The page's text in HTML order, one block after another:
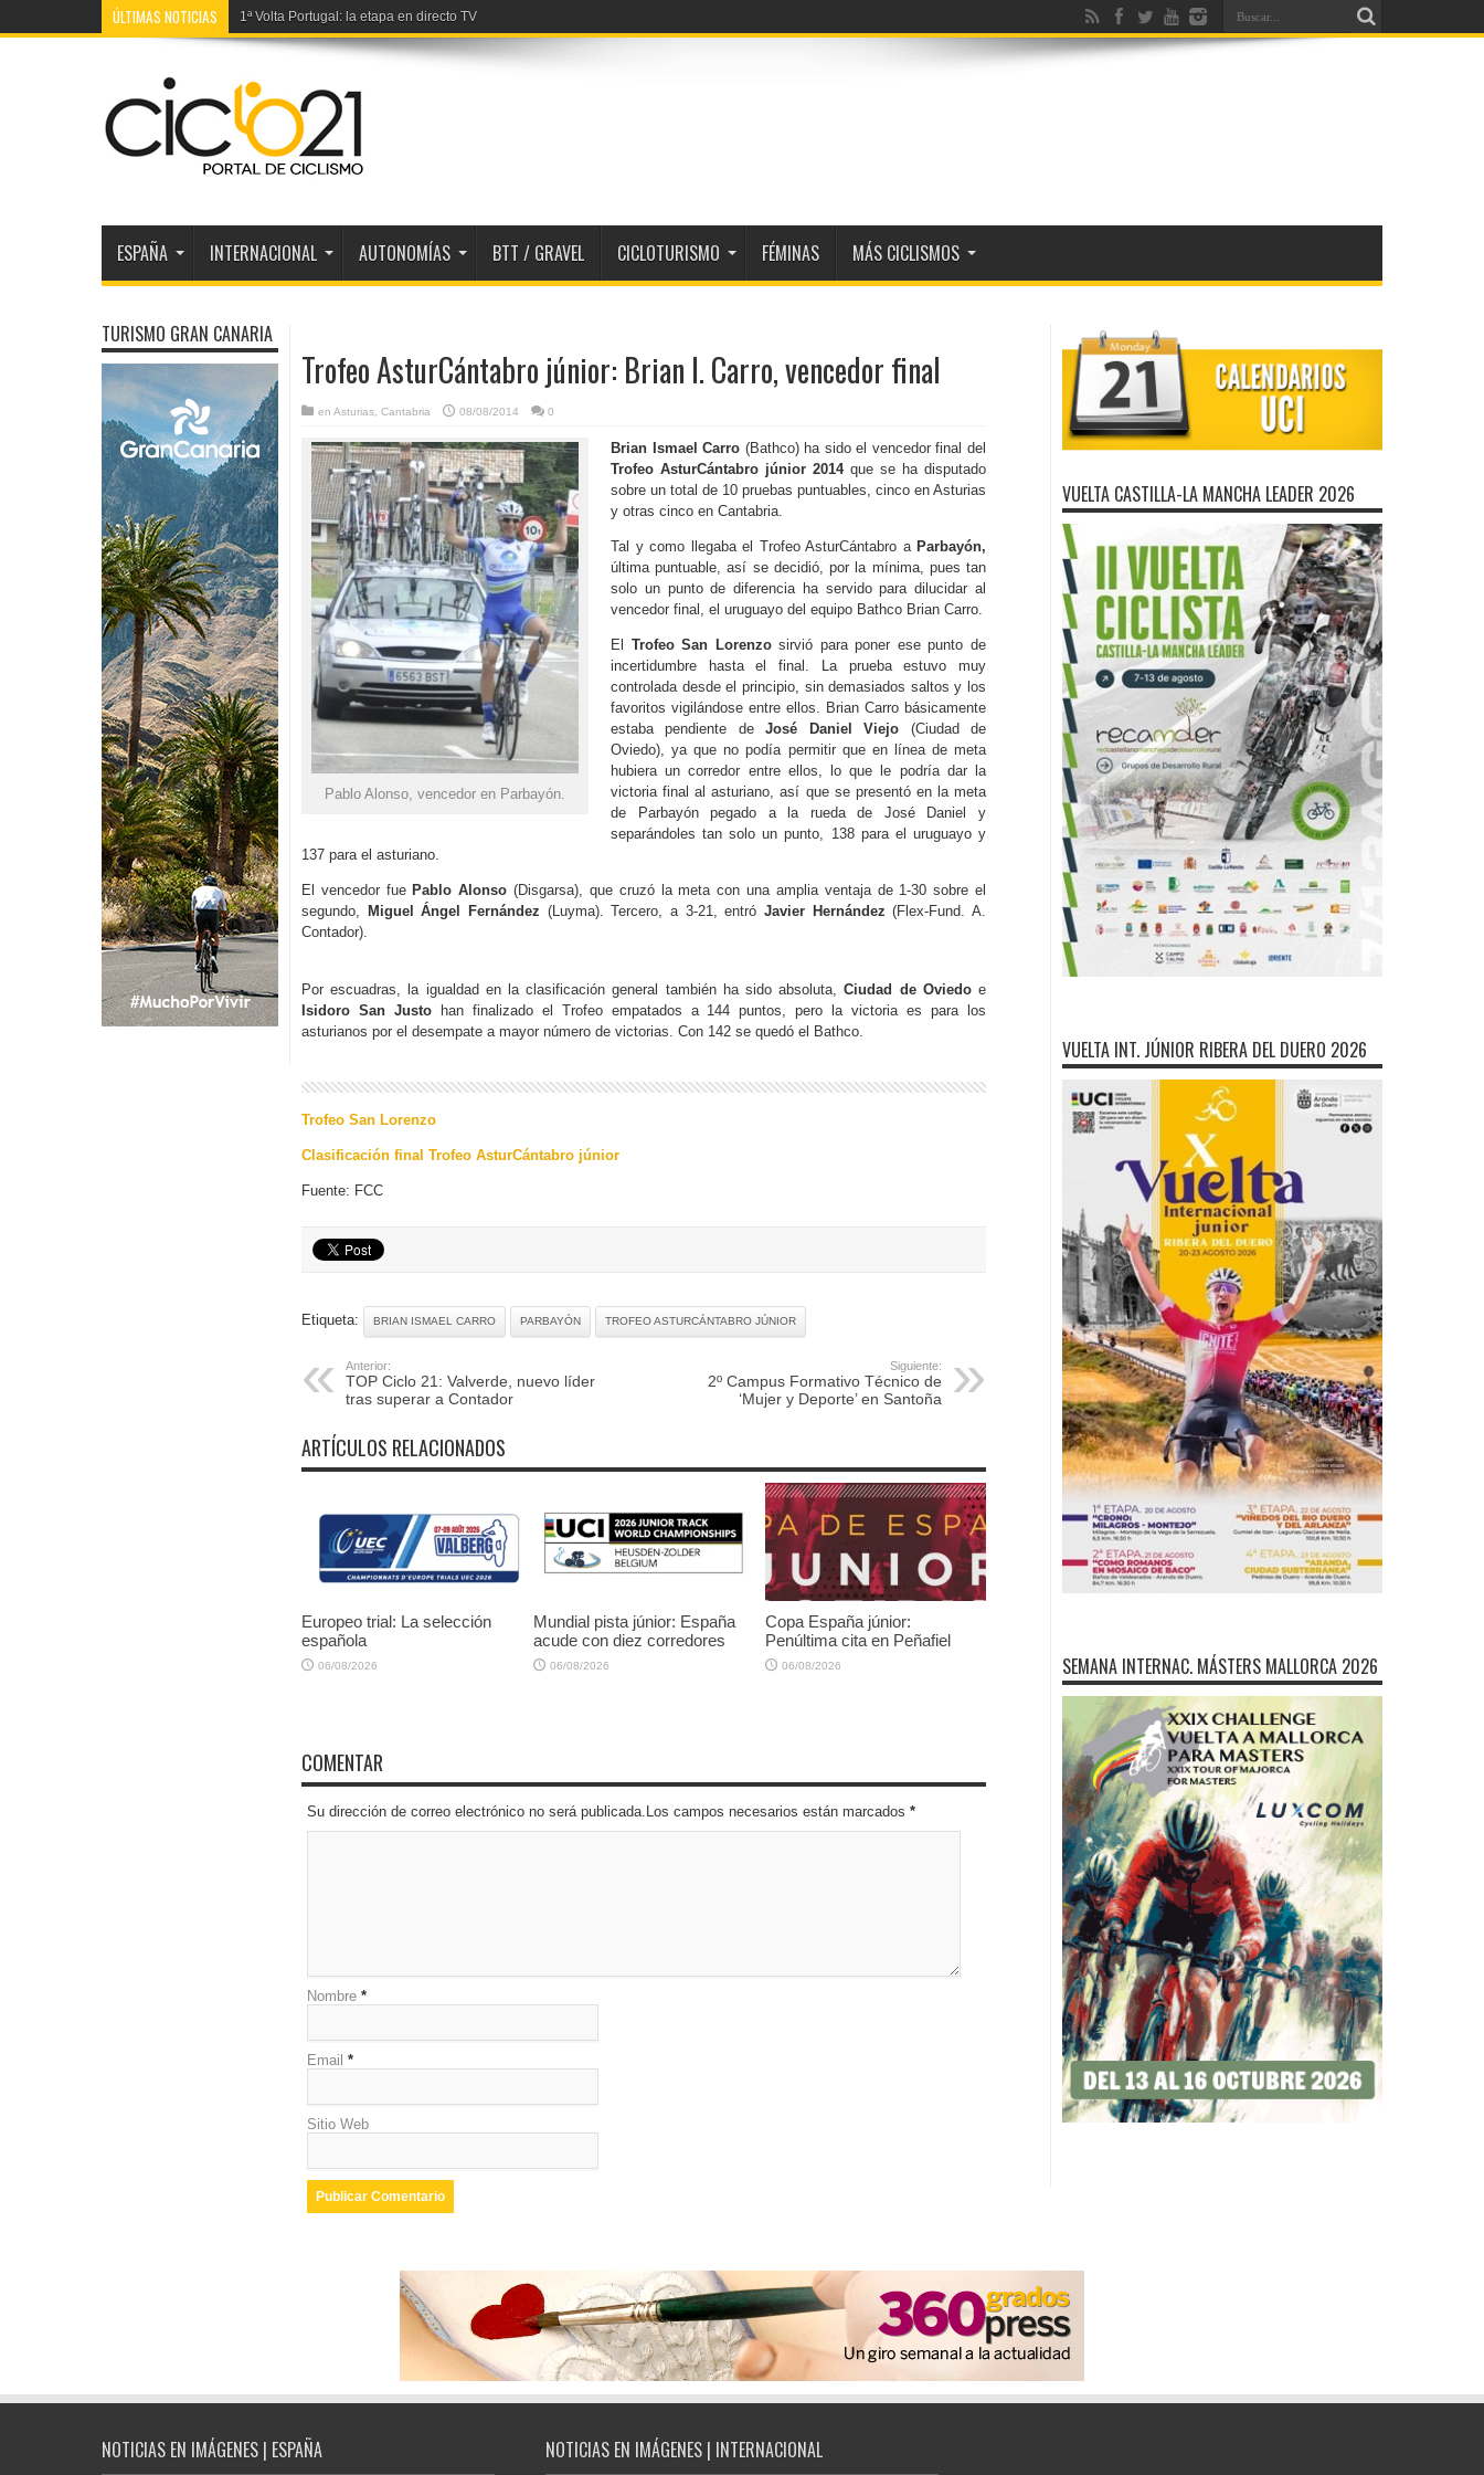
ÚLTIMAS NOTICIAS 1ª Volta Portugal: la etapa en directo TV
ESPAÑA INTERNACIONAL AUTONOMÍAS BTT / GRAVEL CICLOTURISMO FÉMINAS MÁS CICLISMOS
Trofeo AsturCántabro júnior: Brian I. Carro, vencedor final
en Asturias Cantabria 08/08/2014 0
Pablo Alonso, vencedor en Parbayón.
Brian Ismael Carro (Bathco) ha sido el vencedor final del
Trofeo AsturCántabro júnior 2014que se ha disputado
sobre un total de 10 pruebas puntuables, cinco en Asturias
y otras cinco en Cantabria.
Tal y como llegaba el Trofeo AsturCántabro a Parbayón,
última puntuable, así se decidió, por la mínima, pues tan
solo un punto de diferencia ha servido para dilucidar al
vencedor final, el uruguayo del equipo Bathco Brian Carro.
El Trofeo San Lorenzosirvió para poner ese punto de
incertidumbre hasta el final. La prueba estuvo muy
controlada desde el principio, sin demasiados saltos y los
favoritos vigilándose entre ellos. Brian Carro básicamente
estaba pendiente deJosé Daniel Viejo (Ciudad de
Oviedo), ya que no podía permitir que en línea de meta
hubiera un corredor entre ellos, lo que le podría dar la
victoria final al asturiano, así que se presentó en la meta
de Parbayón pegado a la rueda de José Daniel y
separándoles tan solo un punto, 138 para el uruguayo y
137 para el asturiano.
El vencedor fue Pablo Alonso (Disgarsa), que cruzó la meta con una amplia ventaja de 1-30 sobre el
segundo,
Miguel Ángel Fernández (Luyma). Tercero, a 3-21, entróJavier Hernández (Flex-Fund. A.
Contador).
Por escuadras, la igualdad en la clasificación general también ha sido absoluta,Ciudad de Oviedoe
Isidoro San Justohan finalizado el Trofeo empatados a 144 puntos, pero la victoria es para los
asturianos por el desempate a mayor número de victorias. Con 142 se quedó el Bathco.
Trofeo San Lorenzo
Clasificación final Trofeo AsturCántabro júnior
Fuente: FCC
Etiqueta: BRIAN ISMAEL CARRO PARBAYÓN TROFEO ASTURCÁNTABRO JÚNIOR
Anterior:
TOP Ciclo 21: Valverde, nuevo líder
tras superar a Contador
Siguiente:
2º Campus Formativo Técnico de
‘Mujer y Deporte’ en Santoña
ARTÍCULOS RELACIONADOS
Europeo trial: La selección
española
06/08/2026
Mundial pista júnior: España
acude con diez corredores
06/08/2026
Copa España júnior:
Penúltima cita en Peñafiel
06/08/2026
COMENTAR
Su dirección de correo electrónico no será publicada.Los campos necesarios están marcados *
Nombre *
Email *
Sitio Web
TURISMO GRAN CANARIA
VUELTA CASTILLA-LA MANCHA LEADER 2026
VUELTA INT. JÚNIOR RIBERA DEL DUERO 2026
SEMANA INTERNAC. MÁSTERS MALLORCA 2026
NOTICIAS EN IMÁGENES | ESPAÑA NOTICIAS EN IMÁGENES | INTERNACIONAL